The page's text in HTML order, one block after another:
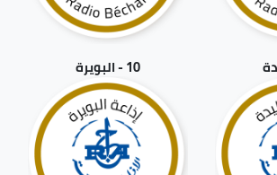
10 - البويرة